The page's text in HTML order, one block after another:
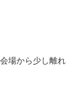
場から少し離れ